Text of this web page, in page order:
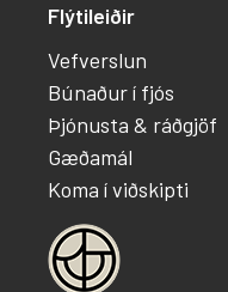
Flýtileiðir
Vefverslun
Búnaður í fjós
Þjónusta & ráðgjöf
Gæðamál
Koma í viðskipti